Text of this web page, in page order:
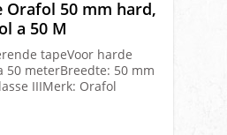
Orafol 50 mm hard,
a 50 M
tapeVoor harde
50 meterBreedte: 50 mm
IIIMerk: Orafol